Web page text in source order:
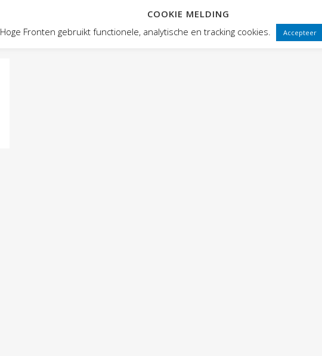
VOORSTELLINGEN PUBLIEKSWERKING
COOKIE MELDING
Hoge Fronten gebruikt functionele, analytische en tracking cookies.
Accepteer